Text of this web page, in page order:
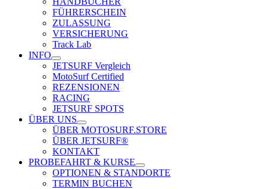
FÜHRERSCHEIN
ZULASSUNG
VERSICHERUNG
Track Lab
INFO
JETSURF Vergleich
MotoSurf Certified
REZENSIONEN
RACING
JETSURF SPOTS
ÜBER UNS
ÜBER MOTOSURF.STORE
ÜBER JETSURF®
KONTAKT
PROBEFAHRT & KURSE
OPTIONEN & STANDORTE
TERMIN BUCHEN